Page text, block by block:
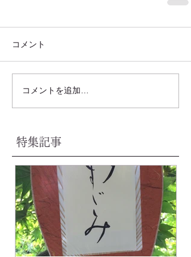
コメント
コメントを追加…
特集記事